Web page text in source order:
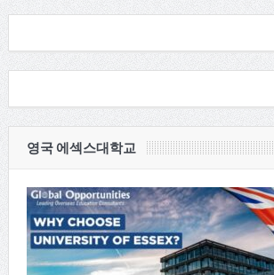
영국 에섹스대학교